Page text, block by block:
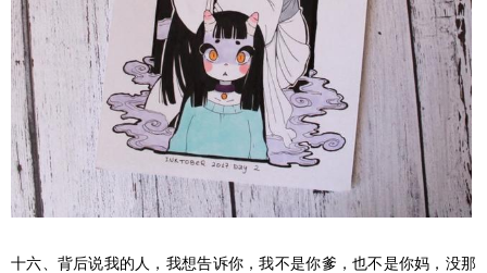
十六、背后说我的人，我想告诉你，我不是你爹，也不是你妈，没那